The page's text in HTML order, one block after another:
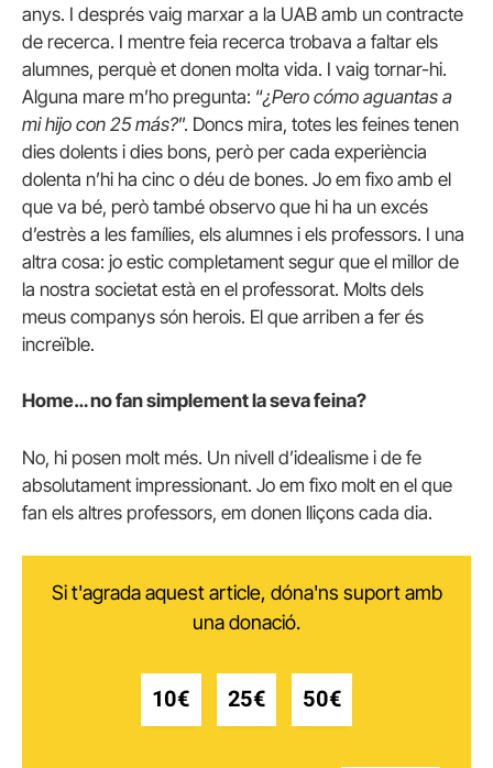
anys. I després vaig marxar a la UAB amb un contracte
de recerca. I mentre feia recerca trobava a faltar els
alumnes, perquè et donen molta vida. I vaig tornar-hi.
Alguna mare m’ho pregunta: “¿Pero cómo aguantas a
mi hijo con 25 más?”. Doncs mira, totes les feines tenen
dies dolents i dies bons, però per cada experiència
dolenta n’hi ha cinc o déu de bones. Jo em fixo amb el
que va bé, però també observo que hi ha un excés
d’estrès a les famílies, els alumnes i els professors. I una
altra cosa: jo estic completament segur que el millor de
la nostra societat està en el professorat. Molts dels
meus companys són herois. El que arriben a fer és
increïble.
Home… no fan simplement la seva feina?
No, hi posen molt més. Un nivell d’idealisme i de fe
absolutament impressionant. Jo em fixo molt en el que
fan els altres professors, em donen lliçons cada dia.
Si t'agrada aquest article, dóna'ns suport amb
una donació.
10€ 25€ 50€